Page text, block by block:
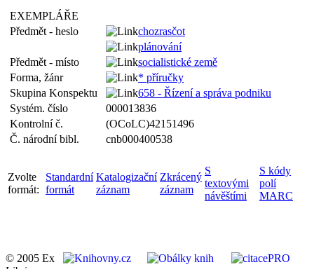
EXEMPLÁŘE
Předmět - heslo
chozrasčot
plánování
Předmět - místo
socialistické země
Forma, žánr
* příručky
Skupina Konspektu
658 - Řízení a správa podniku
Systém. číslo
000013836
Kontrolní č.
(OCoLC)42151496
Č. národní bibl.
cnb000400538
Zvolte
formát:
Standardní
formát
Katalogizační
záznam
Zkrácený
záznam
S
textovými
návěštími
S kódy
polí
MARC
© 2005 Ex